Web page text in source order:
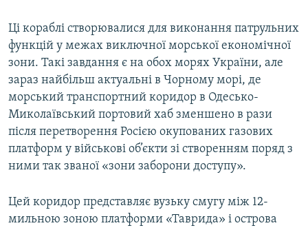
Ці кораблі створювалися для виконання патрульних
функцій у межах виключної морської економічної
зони. Такі завдання є на обох морях України, але
зараз найбільш актуальні в Чорному морі, де
морський транспортний коридор в Одесько-
Миколаївський портовий хаб зменшено в рази
після перетворення Росією окупованих газових
платформ у військові об’єкти зі створенням поряд з
ними так званої «зони заборони доступу».
Цей коридор представляє вузьку смугу між 12-
мильною зоною платформи «Таврида» і острова